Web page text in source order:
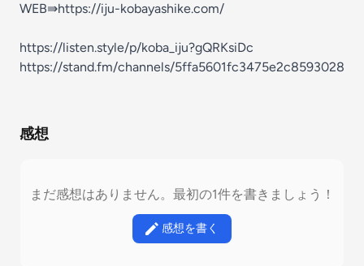
WEB⇛https://iju-kobayashike.com/
https://listen.style/p/koba_iju?gQRKsiDc
https://stand.fm/channels/5ffa5601fc3475e2c8593028
感想
まだ感想はありません。最初の1件を書きましょう！
感想を書く